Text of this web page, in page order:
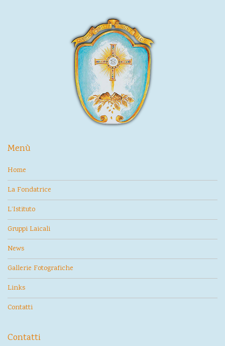
Menù
Home
La Fondatrice
L’Istituto
Gruppi Laicali
News
Gallerie Fotografiche
Links
Contatti
Contatti